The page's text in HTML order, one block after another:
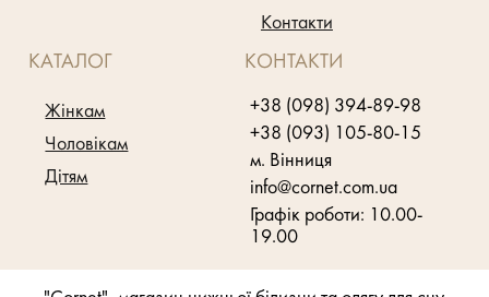
Контакти
КАТАЛОГ
Жінкам
Чоловікам
Дітям
КОНТАКТИ
+38 (098) 394-89-98
+38 (093) 105-80-15
м. Вінниця
info@cornet.com.ua
Графік роботи: 10.00-
19.00